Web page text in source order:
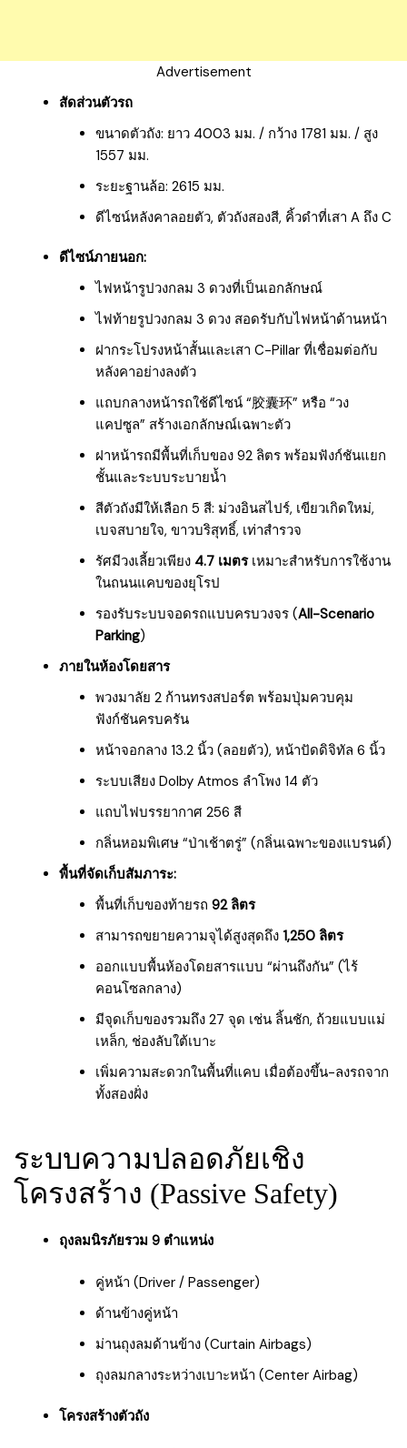
Advertisement
สัดส่วนตัวรถ
ขนาดตัวถัง: ยาว 4003 มม. / กว้าง 1781 มม. / สูง
1557 มม.
ระยะฐานล้อ: 2615 มม.
ดีไซน์หลังคาลอยตัว, ตัวถังสองสี, คิ้วดำที่เสา A ถึง C
ดีไซน์ภายนอก:
ไฟหน้ารูปวงกลม 3 ดวงที่เป็นเอกลักษณ์
ไฟท้ายรูปวงกลม 3 ดวง สอดรับกับไฟหน้าด้านหน้า
ฝากระโปรงหน้าสั้นและเสา C-Pillar ที่เชื่อมต่อกับ
หลังคาอย่างลงตัว
แถบกลางหน้ารถใช้ดีไซน์ “胶囊环” หรือ “วง
แคปซูล” สร้างเอกลักษณ์เฉพาะตัว
ฝาหน้ารถมีพื้นที่เก็บของ 92 ลิตร พร้อมฟังก์ชันแยก
ชั้นและระบบระบายน้ำ
สีตัวถังมีให้เลือก 5 สี: ม่วงอินสไปร์, เขียวเกิดใหม่,
เบจสบายใจ, ขาวบริสุทธิ์, เท่าสำรวจ
รัศมีวงเลี้ยวเพียง 4.7 เมตรเหมาะสำหรับการใช้งาน
ในถนนแคบของยุโรป
รองรับระบบจอดรถแบบครบวงจร (All-Scenario
Parking)
ภายในห้องโดยสาร
พวงมาลัย 2 ก้านทรงสปอร์ต พร้อมปุ่มควบคุม
ฟังก์ชันครบครัน
หน้าจอกลาง 13.2 นิ้ว (ลอยตัว), หน้าปัดดิจิทัล 6 นิ้ว
ระบบเสียง Dolby Atmos ลำโพง 14 ตัว
แถบไฟบรรยากาศ 256 สี
กลิ่นหอมพิเศษ “ป่าเช้าตรู่” (กลิ่นเฉพาะของแบรนด์)
พื้นที่จัดเก็บสัมภาระ:
พื้นที่เก็บของท้ายรถ 92 ลิตร
สามารถขยายความจุได้สูงสุดถึง 1,250 ลิตร
ออกแบบพื้นห้องโดยสารแบบ “ผ่านถึงกัน” (ไร้
คอนโซลกลาง)
มีจุดเก็บของรวมถึง 27 จุด เช่น ลิ้นชัก, ถ้วยแบบแม่
เหล็ก, ช่องลับใต้เบาะ
เพิ่มความสะดวกในพื้นที่แคบ เมื่อต้องขึ้น-ลงรถจาก
ทั้งสองฝั่ง
ระบบความปลอดภัยเชิง
โครงสร้าง (Passive Safety)
ถุงลมนิรภัยรวม 9 ตำแหน่ง
คู่หน้า (Driver / Passenger)
ด้านข้างคู่หน้า
ม่านถุงลมด้านข้าง (Curtain Airbags)
ถุงลมกลางระหว่างเบาะหน้า (Center Airbag)
โครงสร้างตัวถัง